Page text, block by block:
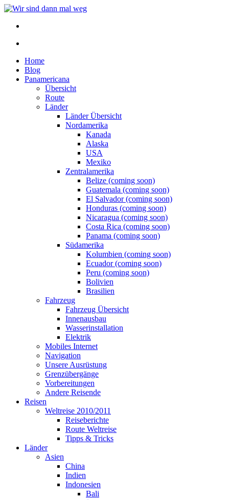
Home
Blog
Panamericana
Übersicht
Route
Länder
Länder Übersicht
Nordamerika
Kanada
Alaska
USA
Mexiko
Zentralamerika
Belize (coming soon)
Guatemala (coming soon)
El Salvador (coming soon)
Honduras (coming soon)
Nicaragua (coming soon)
Costa Rica (coming soon)
Panama (coming soon)
Südamerika
Kolumbien (coming soon)
Ecuador (coming soon)
Peru (coming soon)
Bolivien
Brasilien
Fahrzeug
Fahrzeug Übersicht
Innenausbau
Wasserinstallation
Elektrik
Mobiles Internet
Navigation
Unsere Ausrüstung
Grenzübergänge
Vorbereitungen
Andere Reisende
Reisen
Weltreise 2010/2011
Reiseberichte
Route Weltreise
Tipps & Tricks
Länder
Asien
China
Indien
Indonesien
Bali